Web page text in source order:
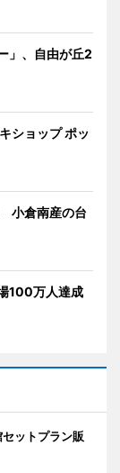
」、自由が丘2
ショップ ポッ
小倉南産の台
100万人達成
ットプラン販